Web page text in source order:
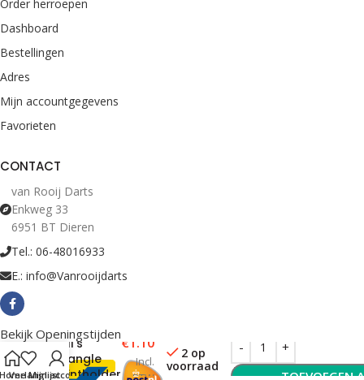
Order herroepen
Dashboard
Bestellingen
Adres
Mijn accountgegevens
Favorieten
CONTACT
van Rooij Darts
Enkweg 33
6951 BT Dieren
Tel.: 06-48016933
E.: info@Vanrooijdarts
Bekijk Openingstijden
Bull’s
Triangle
Pointholder
€ 1.10
Incl.
2 op
voorraad
TOEVOEGEN
Verlanglijst
Mijn account